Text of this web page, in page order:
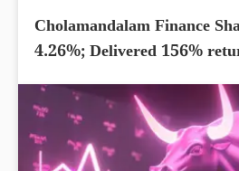
Cholamandalam Finance
4.26%; Delivered 156%